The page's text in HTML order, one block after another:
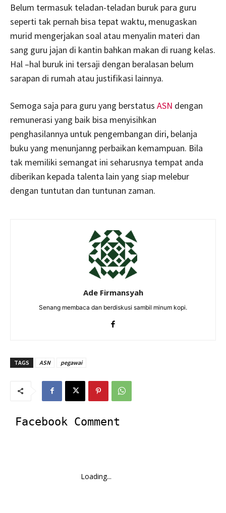
Belum termasuk teladan-teladan buruk para guru
seperti tak pernah bisa tepat waktu, menugaskan
murid mengerjakan soal atau menyalin materi dan
sang guru jajan di kantin bahkan makan di ruang kelas.
Hal –hal buruk ini tersaji dengan beralasan belum
sarapan di rumah atau justifikasi lainnya.
Semoga saja para guru yang berstatus ASN dengan
remunerasi yang baik bisa menyisihkan
penghasilannya untuk pengembangan diri, belanja
buku yang menunjanng perbaikan kemampuan. Bila
tak memiliki semangat ini seharusnya tempat anda
diberikan kepada talenta lain yang siap melebur
dengan tuntutan dan tuntunan zaman.
Ade Firmansyah
Senang membaca dan berdiskusi sambil minum kopi.
TAGS ASN pegawai
Facebook Comment
Loading...